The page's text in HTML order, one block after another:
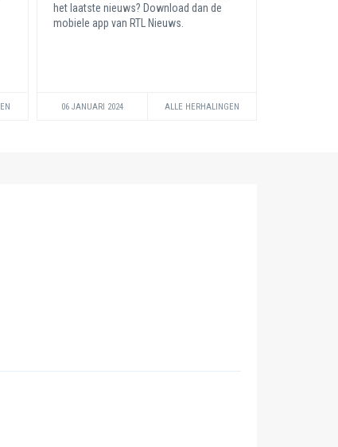
het laatste nieuws? Download dan de
mobiele app van RTL Nieuws.
06 JANUARI 2024 ALLE HERHALINGEN